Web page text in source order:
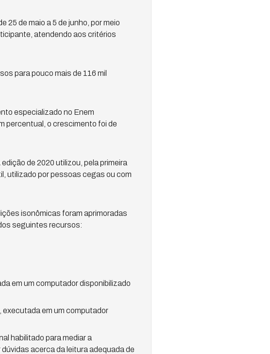
25 de maio a 5 de junho, por meio
atendendo aos critérios
para pouco mais de 116 mil
especializado no Enem
percentual, o crescimento foi de
de 2020 utilizou, pela primeira
utilizado por pessoas cegas ou com
isonômicas foram aprimoradas
seguintes recursos:
em um computador disponibilizado
executada em um computador
habilitado para mediar a
acerca da leitura adequada de